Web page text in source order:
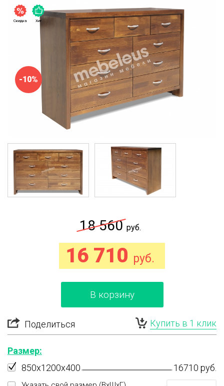
Скидка Хит
-10%
18 560руб.
16 710 руб.
В корзину
Поделиться Купить в 1 клик
Размер:
850х1200х400
16710 руб.